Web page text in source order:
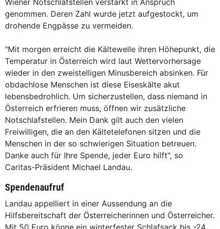
Wiener Notschlafstellen verstärkt in Anspruch
genommen. Deren Zahl wurde jetzt aufgestockt, um
drohende Engpässe zu vermeiden.
"Mit morgen erreicht die Kältewelle ihren Höhepunkt, die
Temperatur in Österreich wird laut Wettervorhersage
wieder in den zweistelligen Minusbereich absinken. Für
obdachlose Menschen ist diese Eiseskälte akut
lebensbedrohlich. Um sicherzustellen, dass niemand in
Österreich erfrieren muss, öffnen wir zusätzliche
Notschlafstellen. Mein Dank gilt auch den vielen
Freiwilligen, die an den Kältetelefonen sitzen und die
Menschen in der so schwierigen Situation betreuen.
Danke auch für Ihre Spende, jeder Euro hilft", so
Caritas-Präsident Michael Landau.
Spendenaufruf
Landau appelliert in einer Aussendung an die
Hilfsbereitschaft der Österreicherinnen und Österreicher.
Mit 50 Euro könne ein winterfester Schlafsack bis -24